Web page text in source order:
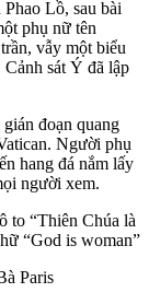
Lồ, sau bài
phụ nữ tên
vẫy một biểu
sát Ý đã lập
đoạn quang
Người phụ
hang đá nắm lấy
người xem.
to “Thiên Chúa là
“God is woman”
Paris